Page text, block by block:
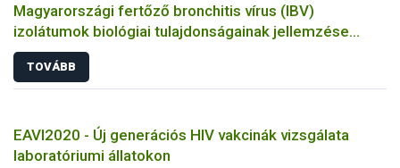
Magyarországi fertőző bronchitis vírus (IBV)
izolátumok biológiai tulajdonságainak jellemzése
állatkísérletes és molekuláris biológiai eszközökkel
TOVÁBB
EAVI2020 - Új generációs HIV vakcinák vizsgálata
laboratóriumi állatokon